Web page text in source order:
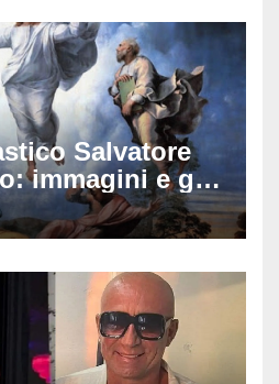
Salvatore
immagini e gif